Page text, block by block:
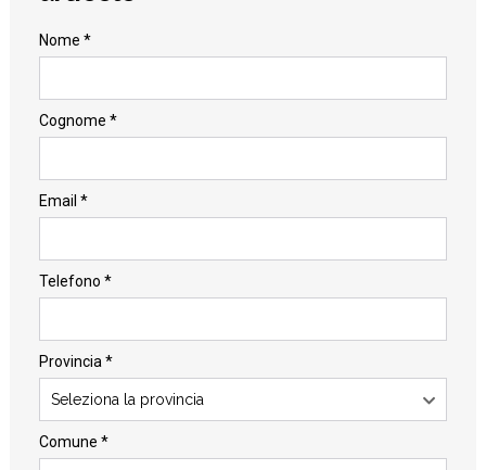
Nome *
Cognome *
Email *
Telefono *
Provincia *
Seleziona la provincia
Comune *